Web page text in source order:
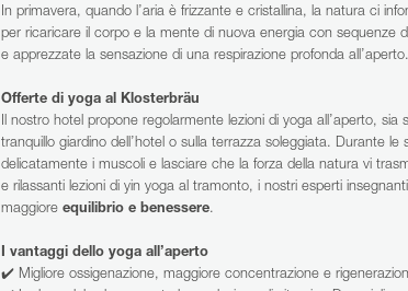
WELLNESS
GALLERIA DI
In primavera, quando l’aria è frizzante e cristallina, la natura ci
per ricaricare il corpo e la mente di nuova energia con sequenze
e apprezzate la sensazione di una respirazione profonda all’aperto.
Offerte di yoga al Klosterbräu
Il nostro hotel propone regolarmente lezioni di yoga all’aperto,
tranquillo giardino dell’hotel o sulla terrazza soleggiata. Durante
delicatamente i muscoli e lasciare che la forza della natura vi
e rilassanti lezioni di yin yoga al tramonto, i nostri esperti
maggiore equilibrio e benessere.
I vantaggi dello yoga all’aperto
✔️ Migliore ossigenazione, maggiore concentrazione e